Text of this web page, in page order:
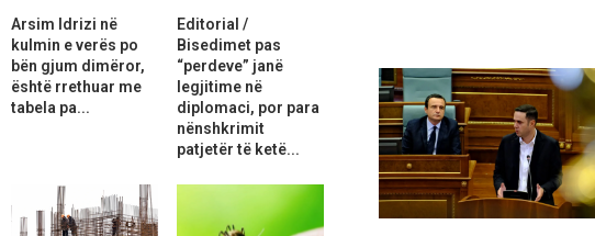
Arsim Idrizi në
kulmin e verës po
bën gjum dimëror,
është rrethuar me
tabela pa...
Editorial /
Bisedimet pas
“perdeve” janë
legjitime në
diplomaci, por para
nënshkrimit
patjetër të ketë...